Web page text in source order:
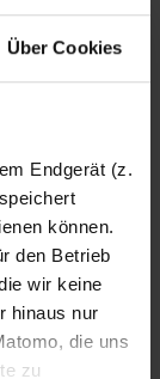
Über Cookies
Endgerät (z.
können.
den Betrieb
wir keine
hinaus nur
die uns
zu